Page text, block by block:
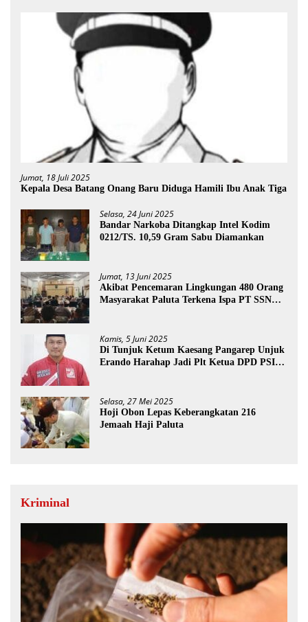
Jumat, 18 Juli 2025
Kepala Desa Batang Onang Baru Diduga Hamili Ibu Anak Tiga
Selasa, 24 Juni 2025
Bandar Narkoba Ditangkap Intel Kodim
0212/TS. 10,59 Gram Sabu Diamankan
Jumat, 13 Juni 2025
Akibat Pencemaran Lingkungan 480 Orang
Masyarakat Paluta Terkena Ispa PT SSN
Kamis, 5 Juni 2025
Di Tunjuk Ketum Kaesang Pangarep Unjuk
Erando Harahap Jadi Plt Ketua DPD PSI
Selasa, 27 Mei 2025
Hoji Obon Lepas Keberangkatan 216
Jemaah Haji Paluta
Kriminal